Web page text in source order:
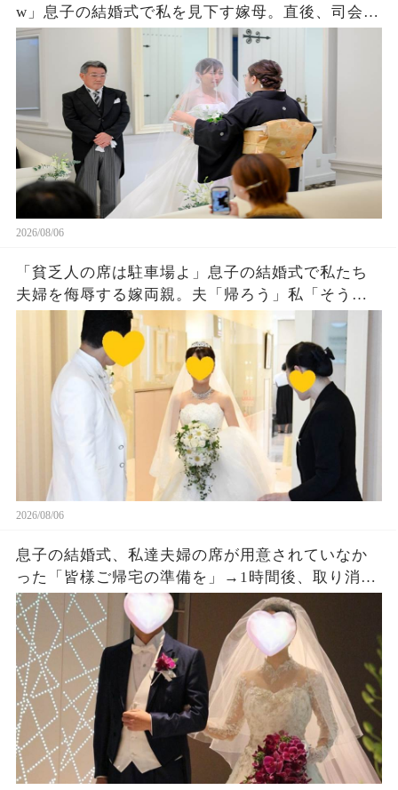
w」息子の結婚式で私を見下す嫁母。直後、司会が
私を名前を呼ぶと外国人「久しぶりダネ、社
長！」嫁母「え？」→壇上で完璧な英語を私がペ
ラペラ話した結果
2026/08/06
「貧乏人の席は駐車場よ」息子の結婚式で私たち
夫婦を侮辱する嫁両親。夫「帰ろう」私「そう
ね…」翌日、ある衝撃の事実を知った嫁両親から
大量着信が…w
2026/08/06
息子の結婚式、私達夫婦の席が用意されていなか
った「皆様ご帰宅の準備を」→1時間後、取り消し
になった結婚式に息子夫婦は半狂乱になった